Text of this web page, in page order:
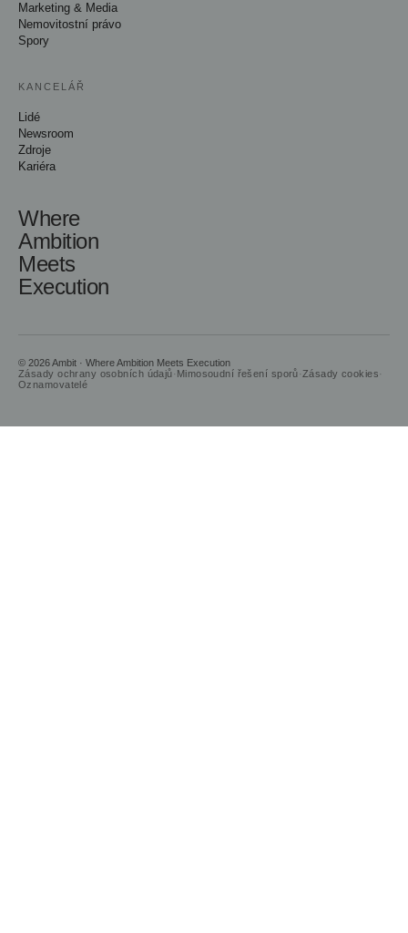
Marketing & Media
Nemovitostní právo
Spory
KANCELÁŘ
Lidé
Newsroom
Zdroje
Kariéra
Where
Ambition
Meets
Execution
© 2026 Ambit · Where Ambition Meets Execution
Zásady ochrany osobních údajů· Mimosoudní řešení sporů· Zásady cookies·
Oznamovatelé